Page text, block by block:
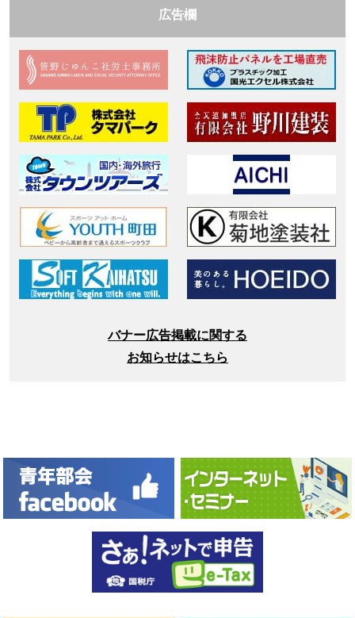
広告欄
バナー広告掲載に関する
お知らせはこちら